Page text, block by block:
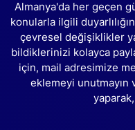
Almanya'da her geçen
konularla ilgili
çevresel değişiklikler
bildiklerinizi kolayca
için, mail adresimize
eklemeyi unutmayın